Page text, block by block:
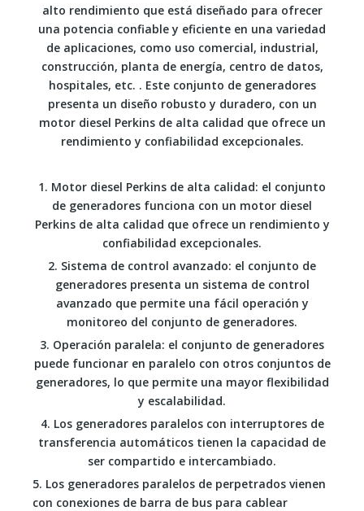
alto rendimiento que está diseñado para ofrecer
una potencia confiable y eficiente en una variedad
de aplicaciones, como uso comercial, industrial,
construcción, planta de energía, centro de datos,
hospitales, etc. . Este conjunto de generadores
presenta un diseño robusto y duradero, con un
motor diesel Perkins de alta calidad que ofrece un
rendimiento y confiabilidad excepcionales.
1. Motor diesel Perkins de alta calidad: el conjunto
de generadores funciona con un motor diesel
Perkins de alta calidad que ofrece un rendimiento y
confiabilidad excepcionales.
2. Sistema de control avanzado: el conjunto de
generadores presenta un sistema de control
avanzado que permite una fácil operación y
monitoreo del conjunto de generadores.
3. Operación paralela: el conjunto de generadores
puede funcionar en paralelo con otros conjuntos de
generadores, lo que permite una mayor flexibilidad
y escalabilidad.
4. Los generadores paralelos con interruptores de
transferencia automáticos tienen la capacidad de
ser compartido e intercambiado.
5. Los generadores paralelos de perpetrados vienen
con conexiones de barra de bus para cablear